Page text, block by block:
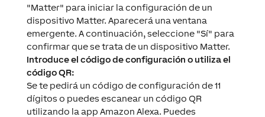
"Matter" para iniciar la configuración de un
dispositivo Matter. Aparecerá una ventana
emergente. A continuación, seleccione "Sí" para
confirmar que se trata de un dispositivo Matter.
Introduce el código de configuración o utiliza el
código QR:
Se te pedirá un código de configuración de 11
dígitos o puedes escanear un código QR
utilizando la app Amazon Alexa. Puedes